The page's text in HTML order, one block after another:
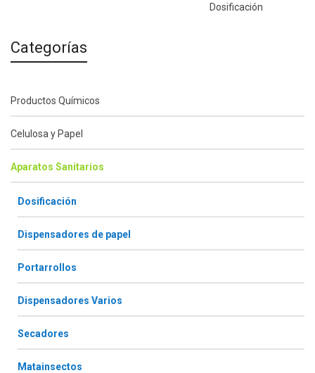
Dosificación
Categorías
Productos Químicos
Celulosa y Papel
Aparatos Sanitarios
Dosificación
Dispensadores de papel
Portarrollos
Dispensadores Varios
Secadores
Matainsectos